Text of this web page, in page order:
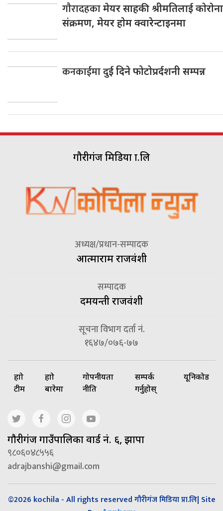
गाैरादहकामेयर साहकी श्रीमतिलाई काेराेना
संक्रमण, मेयर हाेम क्वारेन्टाइनमा
कनकाईमादुई दिने फोटोप्रर्दशनी सम्पन्न
गौरीगंज मिडिया प्रा.लि
अध्यक्ष/प्रधान-सम्पादक
आत्माराम राजवंशी
सम्पादक
दमयन्ती राजवंशी
सूचना विभाग दर्ता नं.
१६४७/०७६-७७
हाम्रो
टीम
हाम्रो
बारेमा
गोपनीयता
नीति
सम्पर्क
गर्नुहोस्
यूनिकोड
गाैरीगंज गाउँपालिका वार्ड नं. ६, झापा
९८०६०४८५५६
adrajbanshi@gmail.com
©2026 kochila - All rights reserved गौरीगंज मिडिया प्रा.लि| Site